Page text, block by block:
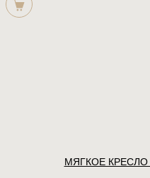
МЯГКОЕ